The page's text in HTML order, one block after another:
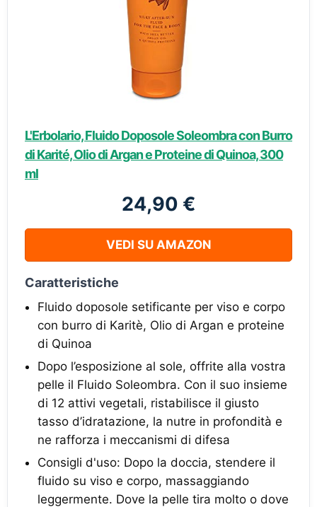
L'Erbolario, Fluido Doposole Soleombra con Burro
di Karité, Olio di Argan e Proteine di Quinoa, 300
ml
24,90 €
VEDI SU AMAZON
Caratteristiche
Fluido doposole setificante per viso e corpo
con burro di Karitè, Olio di Argan e proteine
di Quinoa
Dopo l’esposizione al sole, offrite alla vostra
pelle il Fluido Soleombra. Con il suo insieme
di 12 attivi vegetali, ristabilisce il giusto
tasso d’idratazione, la nutre in profondità e
ne rafforza i meccanismi di difesa
Consigli d'uso: Dopo la doccia, stendere il
fluido su viso e corpo, massaggiando
leggermente. Dove la pelle tira molto o dove